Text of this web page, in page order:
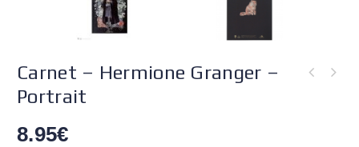
Carnet – Hermione Granger –
Portrait
8.95€